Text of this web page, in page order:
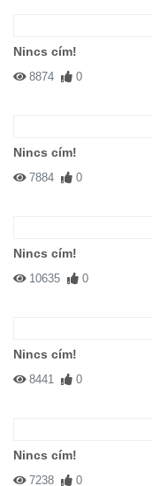
Nincs cím!
8874 0
Nincs cím!
7884 0
Nincs cím!
10635 0
Nincs cím!
8441 0
Nincs cím!
7238 0